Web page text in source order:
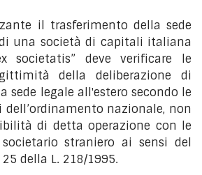
il trasferimento della sede
una società di capitali italiana
societatis” deve verificare le
della deliberazione di
sede legale all'estero secondo le
nazionale, non
di detta operazione con le
straniero ai sensi del
della L. 218/1995.